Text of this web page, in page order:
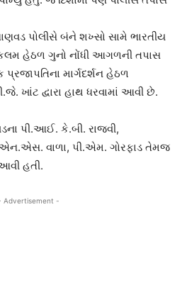
પોલીસે બંને શખ્સો સામે ભારતીય
હેઠળ ગુનો નોંધી આગળની તપાસ
પ્રજાપતિના માર્ગદર્શન હેઠળ
ખાંટ દ્વારા હાથ ધરવામાં આવી છે.
પી.આઈ. કે.બી. રાજવી,
વાળા, પી.એમ. ગોરફાડ તેમજ
હતી.
Advertisement -